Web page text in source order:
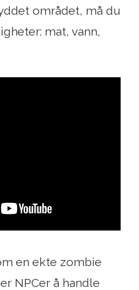
området, må du
mat, vann,
en ekte zombie
NPCer å handle